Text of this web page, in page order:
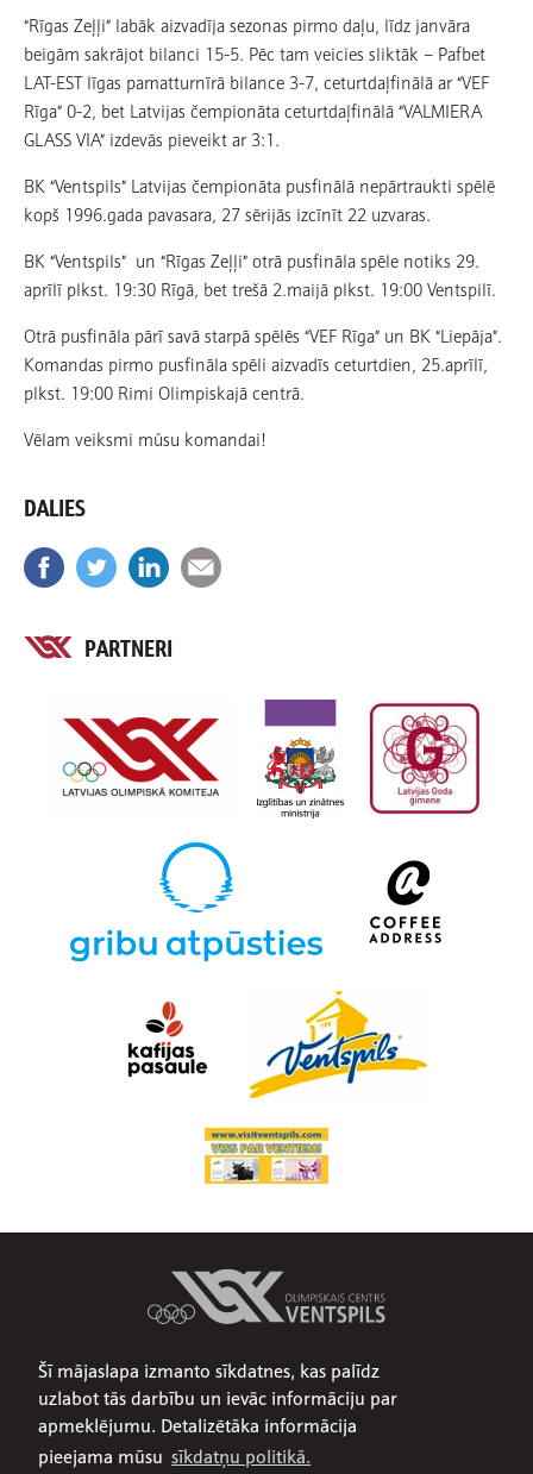
Šī mājaslapa izmanto sīkdatnes, kas palīdz
uzlabot tās darbību un ievāc informāciju par
apmeklējumu. Detalizētāka informācija
pieejama mūsu sīkdatņu politikā.
“Rīgas Zeļļi” labāk aizvadīja sezonas pirmo daļu, līdz janvāra
beigām sakrājot bilanci 15-5. Pēc tam veicies sliktāk – Pafbet
LAT-EST līgas pamatturnīrā bilance 3-7, ceturtdaļfinālā ar “VEF
Rīga” 0-2, bet Latvijas čempionāta ceturtdaļfinālā “VALMIERA
GLASS VIA” izdevās pieveikt ar 3:1.
BK “Ventspils” Latvijas čempionāta pusfinālā nepārtraukti spēlē
kopš 1996.gada pavasara, 27 sērijās izcīnīt 22 uzvaras.
BK “Ventspils” un “Rīgas Zeļļi” otrā pusfināla spēle notiks 29.
aprīlī plkst. 19:30 Rīgā, bet trešā 2.maijā plkst. 19:00 Ventspilī.
Otrā pusfināla pārī savā starpā spēlēs “VEF Rīga” un BK “Liepāja”.
Komandas pirmo pusfināla spēli aizvadīs ceturtdien, 25.aprīlī,
plkst. 19:00 Rimi Olimpiskajā centrā.
Vēlam veiksmi mūsu komandai!
DALIES
PARTNERI
Par mums
Publiskojamā informācija
Iepirkumi